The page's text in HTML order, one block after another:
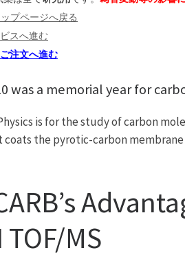
プページへ戻る
スへ進む
注文へ進む
was a memorial year for
is for the study of carbon
coats the pyrotic-carbon
TOF/MS